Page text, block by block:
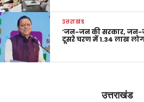
उत्तराखंड
‘जन-जन की सरकार, जन-
दूसरे चरण में 1.34 लाख
उत्तराखंड